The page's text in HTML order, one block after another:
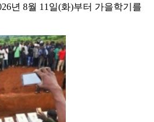
년 8월 11일(화)부터 가을학기를